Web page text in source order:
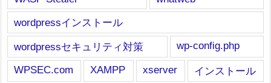
wordpressインストール
wordpressセキュリティ対策
wp-config.php
WPSEC.com
XAMPP xserver
インストール